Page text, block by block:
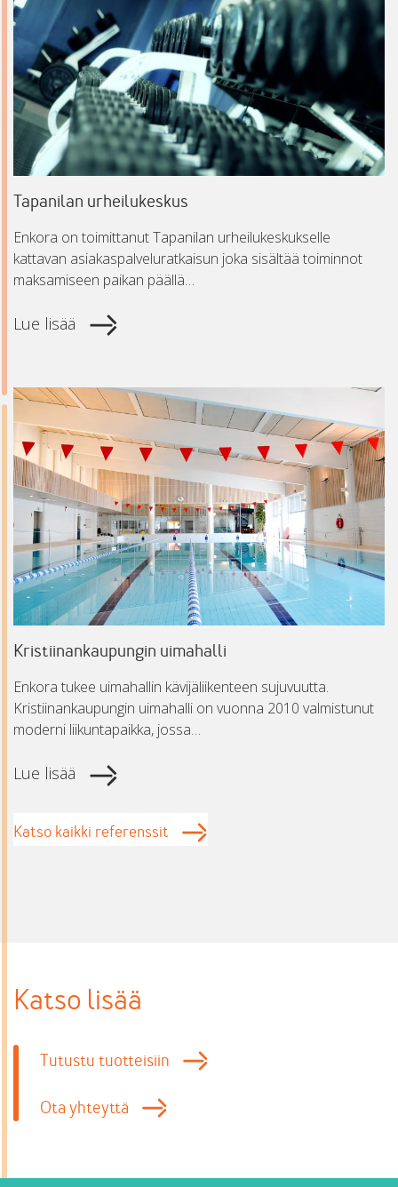
Tapanilan urheilukeskus
Enkora on toimittanut Tapanilan urheilukeskukselle
kattavan asiakaspalveluratkaisun joka sisältää toiminnot
maksamiseen paikan päällä…
Lue lisää
Kristiinankaupungin uimahalli
Enkora tukee uimahallin kävijäliikenteen sujuvuutta.
Kristiinankaupungin uimahalli on vuonna 2010 valmistunut
moderni liikuntapaikka, jossa…
Lue lisää
Katso kaikki referenssit
Katso lisää
Tutustu tuotteisiin
Ota yhteyttä